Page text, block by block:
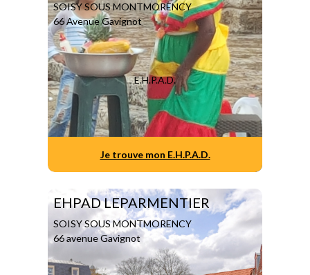
SOISY SOUS MONTMORENCY
66 Avenue Gavignot
E.H.P.A.D.
Je trouve mon E.H.P.A.D.
EHPAD LEPARMENTIER
SOISY SOUS MONTMORENCY
66 avenue Gavignot